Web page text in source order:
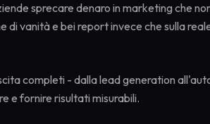
sprecare denaro in marketing che
di vanità e bei report invece che sulla
completi - dalla lead generation
e fornire risultati misurabili.